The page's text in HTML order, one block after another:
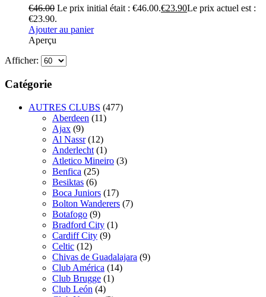
€46.00 Le prix initial était : €46.00.€23.90Le prix actuel est :
€23.90.
Ajouter au panier
Aperçu
Afficher:
Catégorie
AUTRES CLUBS (477)
Aberdeen (11)
Ajax (9)
Al Nassr (12)
Anderlecht (1)
Atletico Mineiro (3)
Benfica (25)
Besiktas (6)
Boca Juniors (17)
Bolton Wanderers (7)
Botafogo (9)
Bradford City (1)
Cardiff City (9)
Celtic (12)
Chivas de Guadalajara (9)
Club América (14)
Club Brugge (1)
Club León (4)